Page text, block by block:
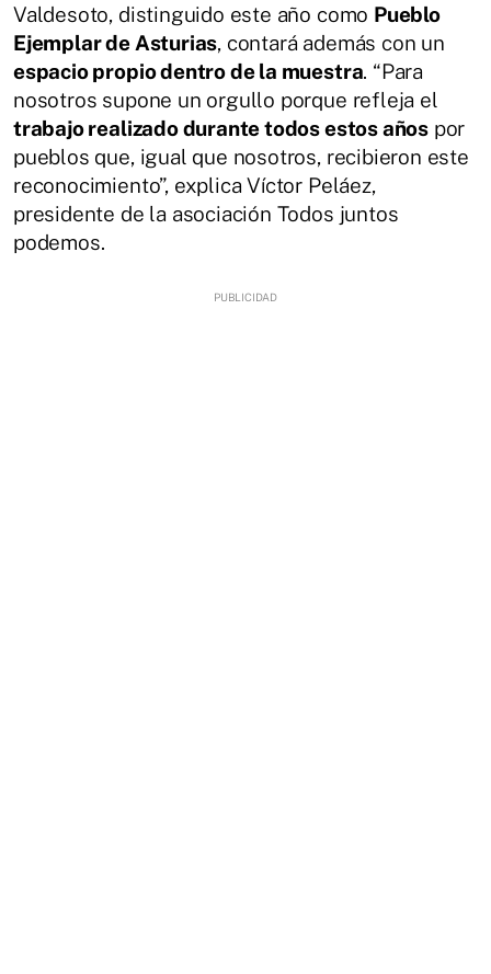
Valdesoto, distinguido este año como Pueblo
Ejemplar de Asturias, contará además con un
espacio propio dentro de la muestra. “Para
nosotros supone un orgullo porque refleja el
trabajo realizado durante todos estos años por
pueblos que, igual que nosotros, recibieron este
reconocimiento”, explica Víctor Peláez,
presidente de la asociación Todos juntos
podemos.